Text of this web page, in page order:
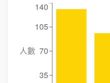
35
70
105
140
人數